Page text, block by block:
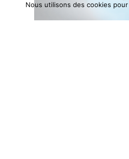
Nous utilisons des cookies